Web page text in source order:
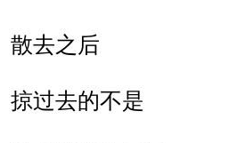
散去之后
掠过去的不是